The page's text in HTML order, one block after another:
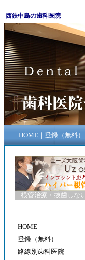
西鉄中島の歯科医院
HOME｜ 登録（無料）
根管治療 ・ 抜歯しな
HOME
登録（無料）
路線別歯科医院